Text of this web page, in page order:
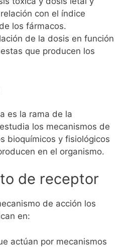
con el índice
los fármacos.
de la dosis en función
que producen los
es la rama de la
los mecanismos de
bioquímicos y fisiológicos
en el organismo.
de receptor
de acción los
en:
actúan por mecanismos